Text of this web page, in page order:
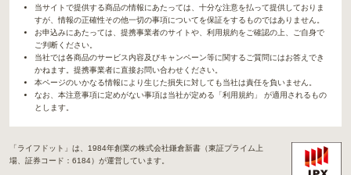
当サイトで提供する商品の情報にあたっては、十分な注意を払って提供しておりま
すが、情報の正確性その他一切の事項についてを保証をするものではありません。
お申込みにあたっては、提携事業者のサイトや、利用規約をご確認の上、ご自身で
ご判断ください。
当社では各商品のサービス内容及びキャンペーン等に関するご質問にはお答えでき
かねます。提携事業者に直接お問い合わせください。
本ページのいかなる情報により生じた損失に対しても当社は責任を負いません。
なお、本注意事項に定めがない事項は当社が定める「利用規約」 が適用されるもの
とします。
「ライフドット」は、1984年創業の株式会社鎌倉新書（東証プライム上
場、証券コード：6184）が運営しています。